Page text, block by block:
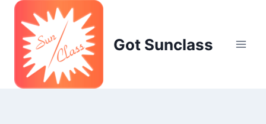
Skip
content
Got Sunclass